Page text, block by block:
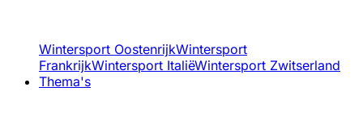
Wintersport OostenrijkWintersport
FrankrijkWintersport ItaliëWintersport Zwitserland
Thema's